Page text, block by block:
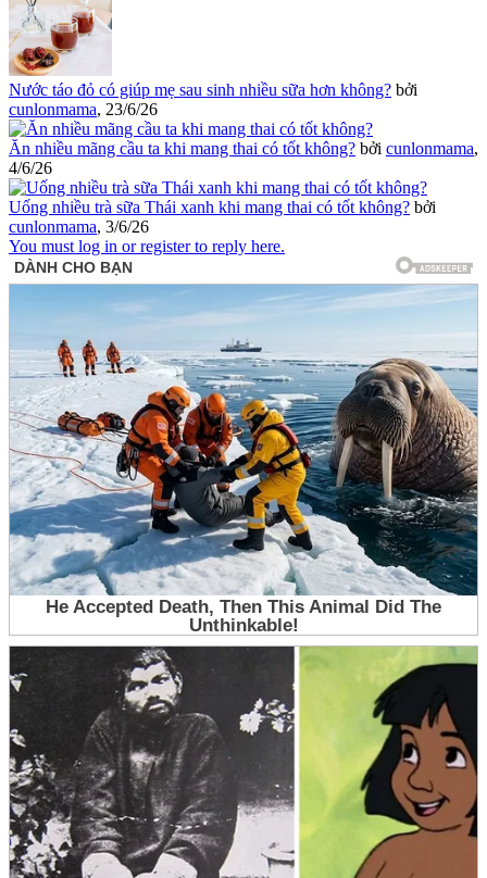
Nước táo đỏ có giúp mẹ sau sinh nhiều sữa hơn không? bởi
cunlonmama, 23/6/26
Ăn nhiều mãng cầu ta khi mang thai có tốt không? bởi cunlonmama,
4/6/26
Uống nhiều trà sữa Thái xanh khi mang thai có tốt không? bởi
cunlonmama, 3/6/26
You must log in or register to reply here.